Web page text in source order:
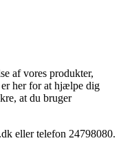
af vores produkter,
her for at hjælpe dig
at du bruger
eller telefon 24798080.